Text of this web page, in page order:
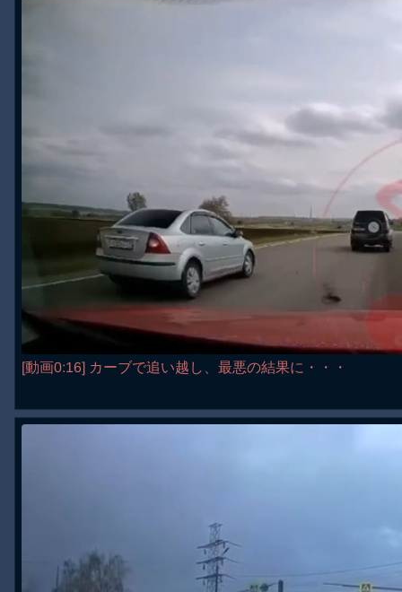
[動画0:16] カーブで追い越し、最悪の結果に・・・